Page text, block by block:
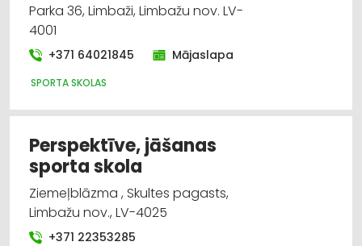
Parka 36, Limbaži, Limbažu nov. LV-
4001
+371 64021845 Mājaslapa
SPORTA SKOLAS
Perspektīve, jāšanas
sporta skola
Ziemeļblāzma , Skultes pagasts,
Limbažu nov., LV-4025
+371 22353285